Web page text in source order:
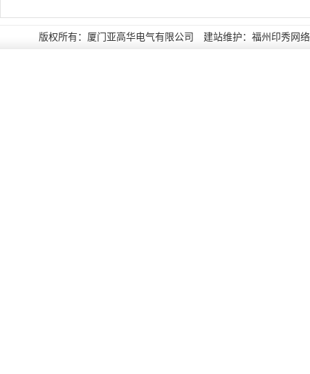
版权所有：厦门亚高华电气有限公司 建站维护：福州印秀网络